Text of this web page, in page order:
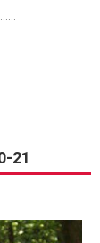
……
21